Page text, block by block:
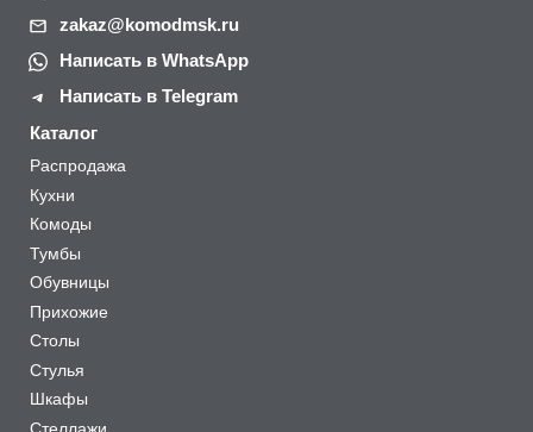
zakaz@komodmsk.ru
Написать в WhatsApp
Написать в Telegram
Каталог
Распродажа
Кухни
Комоды
Тумбы
Обувницы
Прихожие
Столы
Стулья
Шкафы
Стеллажи